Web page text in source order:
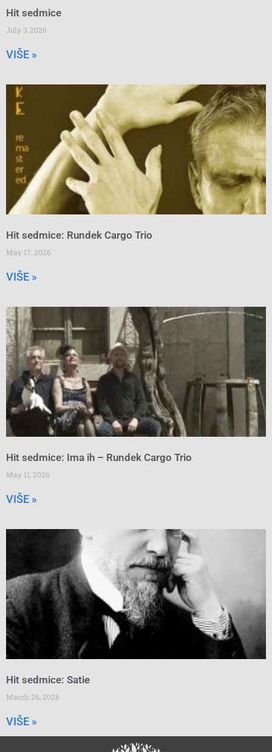
Hit sedmice
July 3, 2026
VIŠE »
Hit sedmice: Rundek Cargo Trio
May 17, 2026
VIŠE »
Hit sedmice: Ima ih – Rundek Cargo Trio
May 11, 2026
VIŠE »
Hit sedmice: Satie
March 26, 2026
VIŠE »